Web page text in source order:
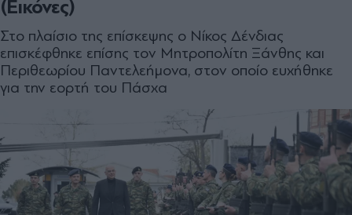
(Εικόνες)
Στο πλαίσιο της επίσκεψης ο Νίκος Δένδιας
επισκέφθηκε επίσης τον Μητροπολίτη Ξάνθης και
Περιθεωρίου Παντελεήμονα, στον οποίο ευχήθηκε
για την εορτή του Πάσχα